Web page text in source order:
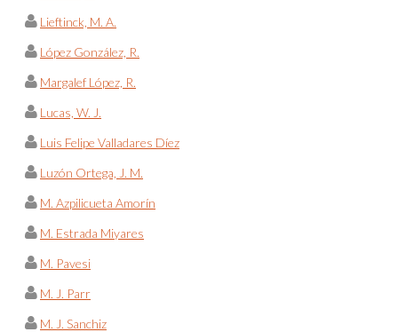
Lieftinck, M. A.
López González, R.
Margalef López, R.
Lucas, W. J.
Luis Felipe Valladares Díez
Luzón Ortega, J. M.
M. Azpilicueta Amorín
M. Estrada Miyares
M. Pavesi
M. J. Parr
M. J. Sanchiz